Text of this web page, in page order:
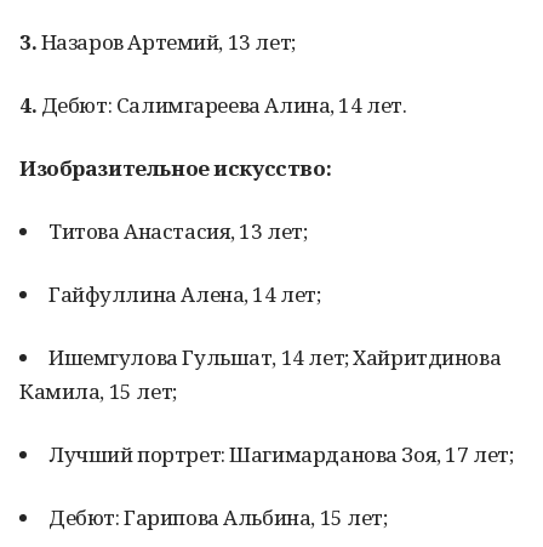
3.Назаров Артемий, 13 лет;
4. Дебют: Салимгареева Алина, 14 лет.
Изобразительное искусство:
Титова Анастасия, 13 лет;
Гайфуллина Алена, 14 лет;
Ишемгулова Гульшат, 14 лет; Хайритдинова
Камила, 15 лет;
Лучший портрет: Шагимарданова Зоя, 17 лет;
Дебют: Гарипова Альбина, 15 лет;